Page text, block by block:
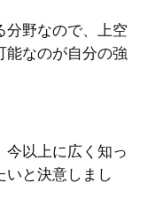
分野なので、上空
能なのが自分の強
今以上に広く知っ
いと決意しまし